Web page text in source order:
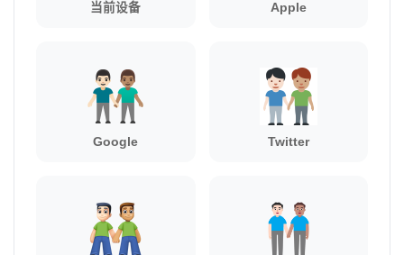
当前设备 Apple
Google Twitter